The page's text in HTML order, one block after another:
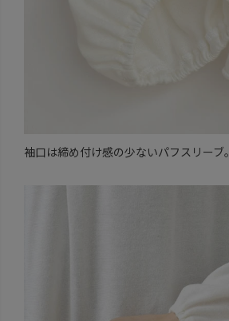
袖口は締め付け感の少ないパフスリーブ。